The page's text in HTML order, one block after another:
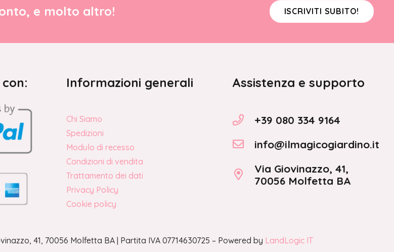
e molto altro! ISCRIVITI SUBITO!
Informazioni generali
Chi Siamo
Spedizioni
Modulo di recesso
Condizioni di vendita
Trattamento dei dati
Privacy Policy
Cookie policy
Assistenza e supporto
+39 080 334 9164
info@ilmagicogiardino.it
Via Giovinazzo, 41,
70056 Molfetta BA
41, 70056 Molfetta BA | Partita IVA 07714630725 – Powered by LandLogic IT